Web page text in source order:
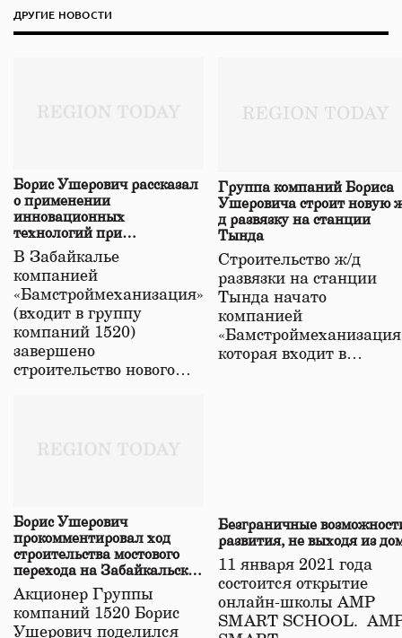
ДРУГИЕ НОВОСТИ
Борис Ушерович рассказал
о применении
инновационных
технологий при
строительстве нового моста
в Забайкалье
В Забайкалье
компанией
«Бамстроймеханизация»
(входит в группу
компаний 1520)
завершено
строительство нового…
Группа компаний Бориса
Ушеровича строит новую
д развязку на станции
Тында
Строительство ж/д
развязки на станции
Тында начато
компанией
которая входит в…
Борис Ушерович
прокомментировал ход
строительства мостового
перехода на Забайкальской
железной дороге
Акционер Группы
компаний 1520 Борис
Ушерович поделился
Безграничные
развития, не выходя из
11 января 2021 года
состоится открытие
онлайн-школы АМР
SMART SCHOOL.